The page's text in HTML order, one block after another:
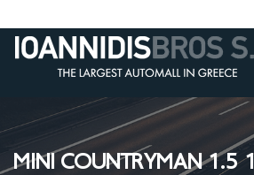
MINI COUNTRYMAN 1.5